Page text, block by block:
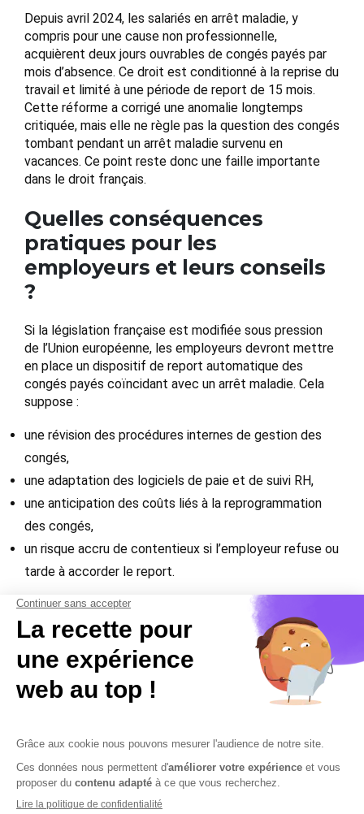
Depuis avril 2024, les salariés en arrêt maladie, y
compris pour une cause non professionnelle,
acquièrent deux jours ouvrables de congés payés par
mois d’absence. Ce droit est conditionné à la reprise du
travail et limité à une période de report de 15 mois.
Cette réforme a corrigé une anomalie longtemps
critiquée, mais elle ne règle pas la question des congés
tombant pendant un arrêt maladie survenu en
vacances. Ce point reste donc une faille importante
dans le droit français.
Quelles conséquences
pratiques pour les
employeurs et leurs conseils
?
Si la législation française est modifiée sous pression
de l’Union européenne, les employeurs devront mettre
en place un dispositif de report automatique des
congés payés coïncidant avec un arrêt maladie. Cela
suppose :
une révision des procédures internes de gestion des
congés,
une adaptation des logiciels de paie et de suivi RH,
une anticipation des coûts liés à la reprogrammation
des congés,
un risque accru de contentieux si l’employeur refuse ou
tarde à accorder le report.
Pour les experts-comptables et les avocats, il
s’agit d’un sujet à suivre de près. Il faudra informer
les entreprises des évolutions réglementaires et
adapter leurs pratiques pour éviter tout risque de
condamnation prud’homale ou administrative.
Contactez-nous Mentions légales
Plan du site
Sécurisation des données
Conditions Générales de Vente et d’Utilisation